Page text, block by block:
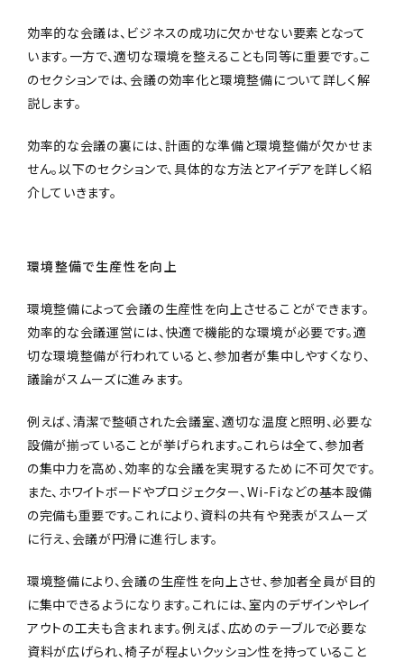
効率的な会議は、ビジネスの成功に欠かせない要素となって
います。一方で、適切な環境を整えることも同等に重要です。こ
のセクションでは、会議の効率化と環境整備について詳しく解
説します。
効率的な会議の裏には、計画的な準備と環境整備が欠かせま
せん。以下のセクションで、具体的な方法とアイデアを詳しく紹
介していきます。
環境整備で生産性を向上
環境整備によって会議の生産性を向上させることができます。
効率的な会議運営には、快適で機能的な環境が必要です。適
切な環境整備が行われていると、参加者が集中しやすくなり、
議論がスムーズに進みます。
例えば、清潔で整頓された会議室、適切な温度と照明、必要な
設備が揃っていることが挙げられます。これらは全て、参加者
の集中力を高め、効率的な会議を実現するために不可欠です。
また、ホワイトボードやプロジェクター、Wi-Fiなどの基本設備
の完備も重要です。これにより、資料の共有や発表がスムーズ
に行え、会議が円滑に進行します。
環境整備により、会議の生産性を向上させ、参加者全員が目的
に集中できるようになります。これには、室内のデザインやレイ
アウトの工夫も含まれます。例えば、広めのテーブルで必要な
資料が広げられ、椅子が程よいクッション性を持っていること